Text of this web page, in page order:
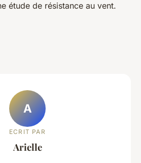
étude de résistance au vent.
A
ECRIT PAR
Arielle